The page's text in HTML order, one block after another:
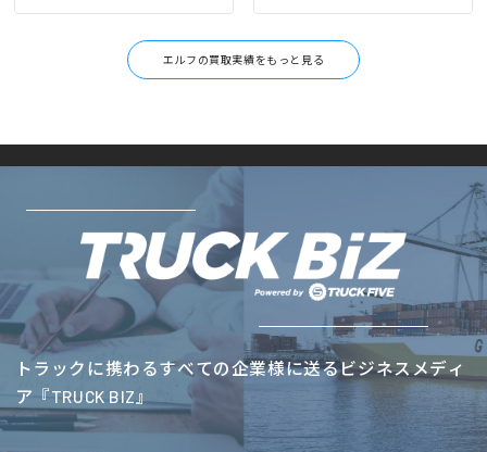
エルフの買取実績をもっと見る
トラックに携わるすべての企業様に送るビジネスメディ
ア『TRUCK BIZ』